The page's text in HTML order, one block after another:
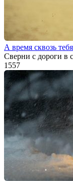
А время сквозь
Сверни с дороги в
1 557